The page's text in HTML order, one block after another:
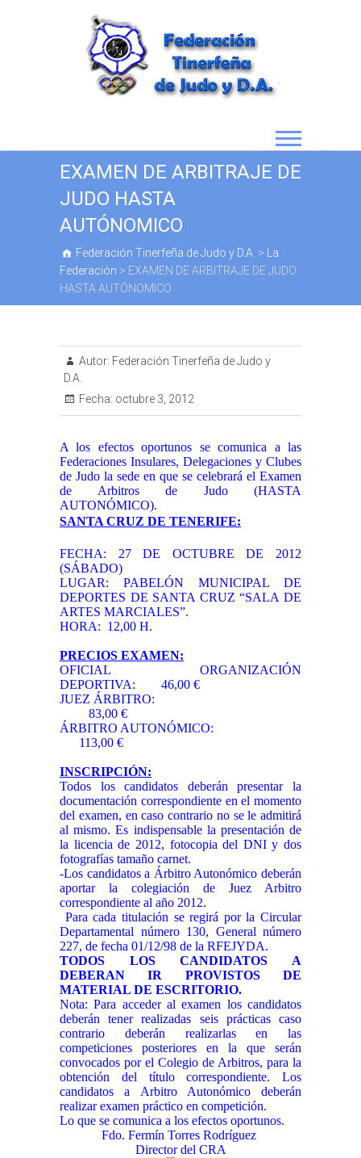
EXAMEN DE ARBITRAJE DE
JUDO HASTA
AUTÓNOMICO
Federación Tinerfeña de Judo y D.A. > La
Federación > EXAMEN DE ARBITRAJE DE JUDO
HASTA AUTÓNOMICO
Autor: Federación Tinerfeña de Judo y
D.A.
Fecha: octubre 3, 2012
A los efectos oportunos se comunica a las
Federaciones Insulares, Delegaciones y Clubes
de Judo la sede en que se celebrará el Examen
de Arbitros de Judo (HASTA
AUTONÓMICO).
SANTA CRUZ DE TENERIFE:
FECHA: 27 DE OCTUBRE DE 2012
(SÁBADO)
LUGAR: PABELÓN MUNICIPAL DE
DEPORTES DE SANTA CRUZ “SALA DE
ARTES MARCIALES”.
HORA: 12,00 H.
PRECIOS EXAMEN:
OFICIAL ORGANIZACIÓN
DEPORTIVA: 46,00 €
JUEZ ÁRBITRO:
83,00 €
ÁRBITRO AUTONÓMICO:
113,00 €
INSCRIPCIÓN:
Todos los candidatos deberán presentar la
documentación correspondiente en el momento
del examen, en caso contrario no se le admitirá
al mismo. Es indispensable la presentación de
la licencia de 2012, fotocopia del DNI y dos
fotografías tamaño carnet.
-Los candidatos a Árbitro Autonómico deberán
aportar la colegiación de Juez Arbitro
correspondiente al año 2012.
Para cada titulación se regirá por la Circular
Departamental número 130, General número
227, de fecha 01/12/98 de la RFEJYDA.
TODOS LOS CANDIDATOS A
DEBERAN IR PROVISTOS DE
MATERIAL DE ESCRITORIO.
Nota: Para acceder al examen los candidatos
deberán tener realizadas seis prácticas caso
contrario deberán realizarlas en las
competiciones posteriores en la que serán
convocados por el Colegio de Arbitros, para la
obtención del título correspondiente. Los
candidatos a Arbitro Autonómico deberán
realizar examen práctico en competición.
Lo que se comunica a los efectos oportunos.
Fdo. Fermín Torres Rodríguez
Director del CRA